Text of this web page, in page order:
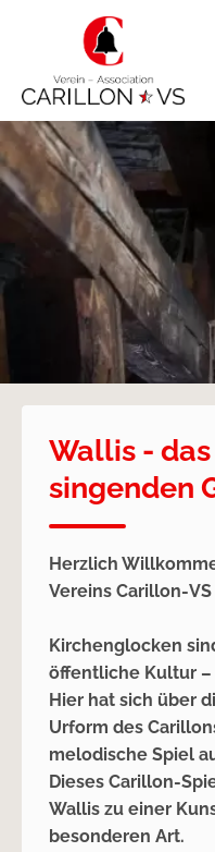
Wallis -
singenden
Herzlich
Vereins Carillon-VS
Kirchenglocken
öffentliche Kultur –
Hier hat sich über
Urform des
melodische Spiel
Dieses Carillon-
Wallis zu einer
besonderen Art.